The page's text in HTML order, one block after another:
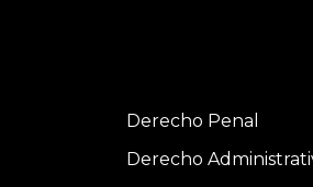
Derecho Penal
Derecho